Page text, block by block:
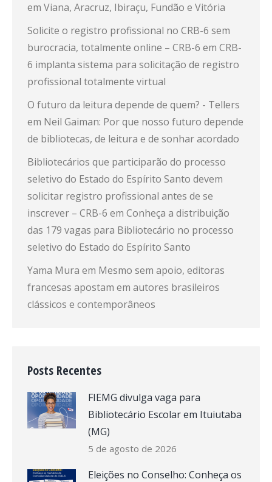
em Viana, Aracruz, Ibiraçu, Fundão e Vitória
Solicite o registro profissional no CRB-6 sem
burocracia, totalmente online – CRB-6 em CRB-
6 implanta sistema para solicitação de registro
profissional totalmente virtual
O futuro da leitura depende de quem? - Tellers
em Neil Gaiman: Por que nosso futuro depende
de bibliotecas, de leitura e de sonhar acordado
Bibliotecários que participarão do processo
seletivo do Estado do Espírito Santo devem
solicitar registro profissional antes de se
inscrever – CRB-6 em Conheça a distribuição
das 179 vagas para Bibliotecário no processo
seletivo do Estado do Espírito Santo
Yama Mura em Mesmo sem apoio, editoras
francesas apostam em autores brasileiros
clássicos e contemporâneos
Posts Recentes
FIEMG divulga vaga para
Bibliotecário Escolar em Ituiutaba
(MG)
5 de agosto de 2026
Eleições no Conselho: Conheça os